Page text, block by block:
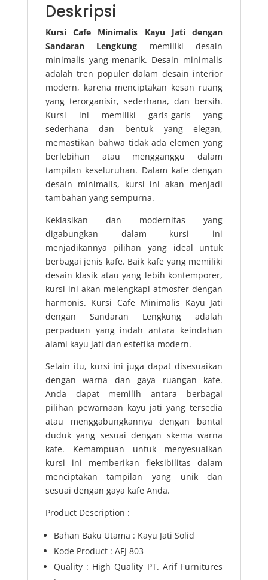
Deskripsi
Kursi Cafe Minimalis Kayu Jati dengan
Sandaran Lengkung memiliki desain
minimalis yang menarik. Desain minimalis
adalah tren populer dalam desain interior
modern, karena menciptakan kesan ruang
yang terorganisir, sederhana, dan bersih.
Kursi ini memiliki garis-garis yang
sederhana dan bentuk yang elegan,
memastikan bahwa tidak ada elemen yang
berlebihan atau mengganggu dalam
tampilan keseluruhan. Dalam kafe dengan
desain minimalis, kursi ini akan menjadi
tambahan yang sempurna.
Keklasikan dan modernitas yang
digabungkan dalam kursi ini
menjadikannya pilihan yang ideal untuk
berbagai jenis kafe. Baik kafe yang memiliki
desain klasik atau yang lebih kontemporer,
kursi ini akan melengkapi atmosfer dengan
harmonis. Kursi Cafe Minimalis Kayu Jati
dengan Sandaran Lengkung adalah
perpaduan yang indah antara keindahan
alami kayu jati dan estetika modern.
Selain itu, kursi ini juga dapat disesuaikan
dengan warna dan gaya ruangan kafe.
Anda dapat memilih antara berbagai
pilihan pewarnaan kayu jati yang tersedia
atau menggabungkannya dengan bantal
duduk yang sesuai dengan skema warna
kafe. Kemampuan untuk menyesuaikan
kursi ini memberikan fleksibilitas dalam
menciptakan tampilan yang unik dan
sesuai dengan gaya kafe Anda.
Product Description :
Bahan Baku Utama : Kayu Jati Solid
Kode Product : AFJ 803
Quality : High Quality PT. Arif Furnitures